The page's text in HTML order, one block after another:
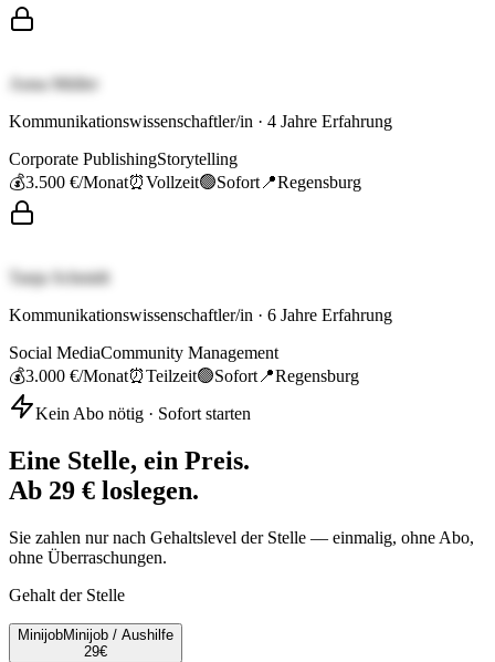
Anna Müller
Kommunikationswissenschaftler/in · 4 Jahre Erfahrung
Corporate PublishingStorytelling
💰3.500 €/Monat⏰Vollzeit🟢Sofort 📍Regensburg
Tanja Schmidt
Kommunikationswissenschaftler/in · 6 Jahre Erfahrung
Social MediaCommunity Management
💰3.000 €/Monat⏰Teilzeit🟢Sofort 📍Regensburg
Kein Abo nötig · Sofort starten
Eine Stelle, ein Preis.
Ab 29 € loslegen.
Sie zahlen nur nach Gehaltslevel der Stelle — einmalig, ohne Abo,
ohne Überraschungen.
Gehalt der Stelle
MinijobMinijob / Aushilfe
29€